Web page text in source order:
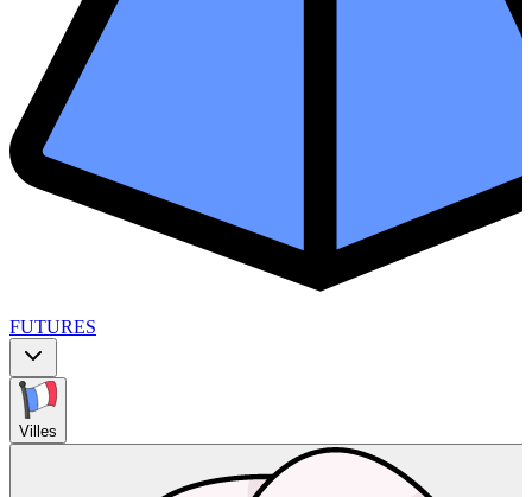
FUTURES
Villes